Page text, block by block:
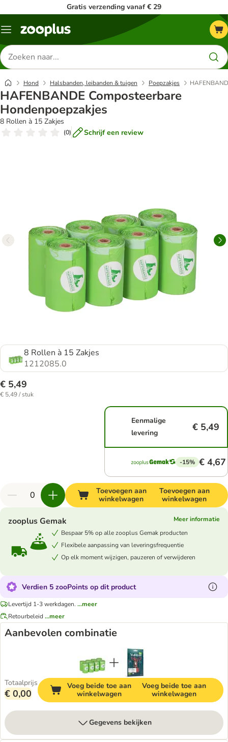
Gratis verzending vanaf € 29
Menu
Zoeken
naar
producten
Hond Halsbanden, leibanden & tuigen Poepzakjes
HAFENBANDE Composteerbare
Hondenpoepzakjes
8 Rollen à 15 Zakjes
(0) Schrijf een review
8 Rollen à 15 Zakjes
1212085.0
€ 5,49
€ 5,49 / stuk
Eenmalige
levering
€ 5,49
-15% € 4,67
Toevoegen aan
winkelwagen
Toevoegen aan
winkelwagen
zooplus Gemak
Meer informatie
Bespaar 5% op alle zooplus Gemak producten
Flexibele aanpassing van leveringsfrequentie
Op elk moment wijzigen, pauzeren of verwijderen
Verdien 5 zooPoints op dit product
Levertijd 1-3 werkdagen. ...meer
Retourbeleid ...meer
Aanbevolen combinatie
Totaalprijs
€ 0,00
Voeg beide toe aan
winkelwagen
Voeg beide toe aan
winkelwagen
Gegevens bekijken